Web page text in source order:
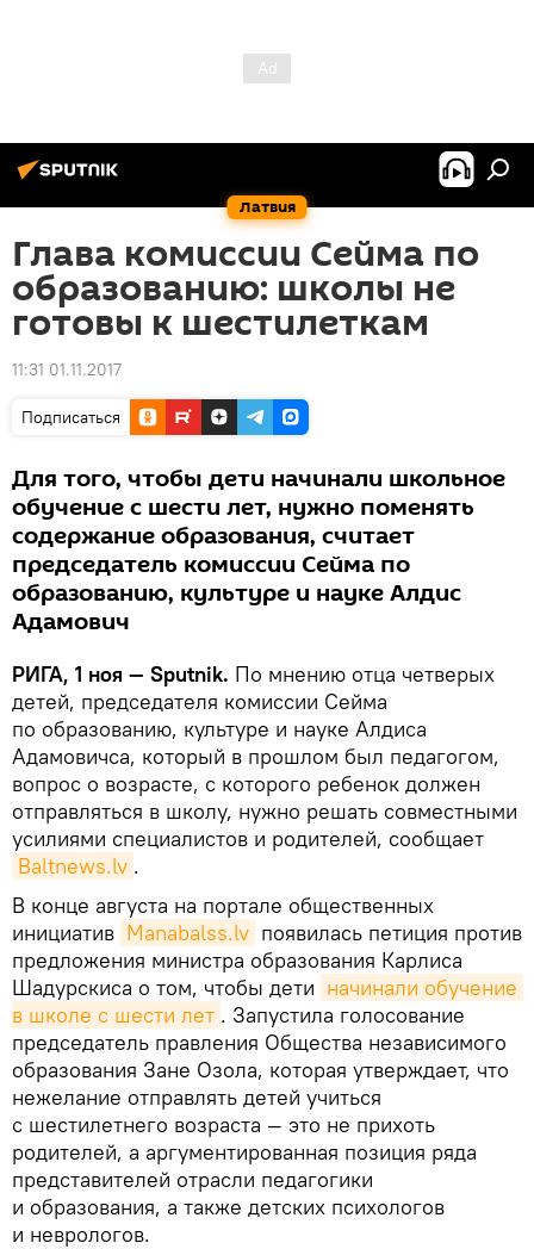
Латвия
Глава комиссии Сейма по
образованию: школы не
готовы к шестилеткам
11:31 01.11.2017
Подписаться
Для того, чтобы дети начинали школьное
обучение с шести лет, нужно поменять
содержание образования, считает
председатель комиссии Сейма по
образованию, культуре и науке Алдис
Адамович
РИГА, 1 ноя — Sputnik. По мнению отца четверых
детей, председателя комиссии Сейма
по образованию, культуре и науке Алдиса
Адамовичса, который в прошлом был педагогом,
вопрос о возрасте, с которого ребенок должен
отправляться в школу, нужно решать совместными
усилиями специалистов и родителей, сообщает
Baltnews.lv .
В конце августа на портале общественных
инициатив Manabalss.lv появилась петиция против
предложения министра образования Карлиса
Шадурскиса о том, чтобы дети начинали обучение
в школе с шести лет . Запустила голосование
председатель правления Общества независимого
образования Зане Озола, которая утверждает, что
нежелание отправлять детей учиться
с шестилетнего возраста — это не прихоть
родителей, а аргументированная позиция ряда
представителей отрасли педагогики
и образования, а также детских психологов
и неврологов.